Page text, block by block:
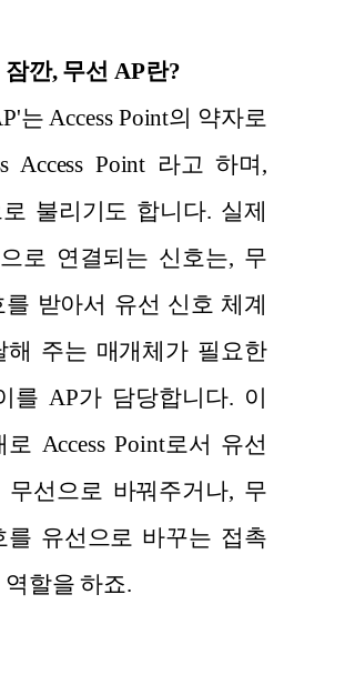
깐, 무선 AP란?
는 Access Point의 약자로
Access Point 라고 하며,
로 불리기도 합니다. 실제
로 연결되는 신호는, 무
를 받아서 유선 신호 체계
해 주는 매개체가 필요한
를 AP가 담당합니다. 이
Access Point로서 유선
무선으로 바꿔주거나, 무
를 유선으로 바꾸는 접촉
할을 하죠.